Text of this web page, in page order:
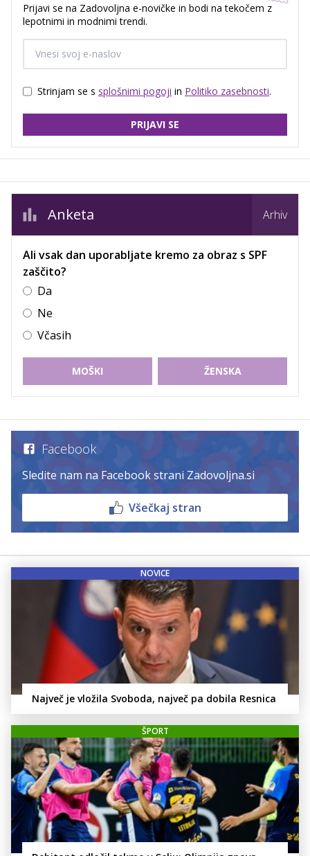
Prijavi se na Zadovoljna e-novičke in bodi na tekočem z
lepotnimi in modnimi trendi.
Strinjam se s splošnimi pogoji in Politiko zasebnosti.
PRIJAVI SE
Anketa Arhiv
Ali vsak dan uporabljate kremo za obraz s SPF
zaščito?
Da
Ne
Včasih
MOŠKI ŽENSKA
Facebook
Sledite nam na Facebook strani Zadovoljna.si
Všečkaj stran
NOVICE
Največ je vložila Svoboda, največ pa dobila Resnica
ŠPORT